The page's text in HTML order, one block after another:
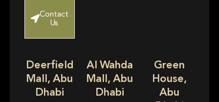
Contact
Us
Deerfield
Mall, Abu
Dhabi
Al Wahda
Mall, Abu
Dhabi
Green
House,
Abu